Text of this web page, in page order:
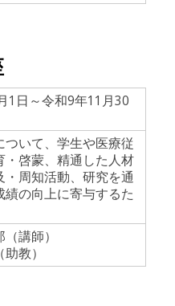
1日～令和9年11月30
ついて、学生や医療従
・啓蒙、精通した人材
・周知活動、研究を通
績の向上に寄与するた
講師）
教）